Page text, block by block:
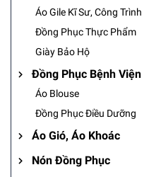
Áo Gile Kĩ Sư, Công Trình
Đồng Phục Thực Phẩm
Giày Bảo Hộ
Đồng Phục Bệnh Viện
Áo Blouse
Đồng Phục Điều Dưỡng
Áo Gió, Áo Khoác
Nón Đồng Phục